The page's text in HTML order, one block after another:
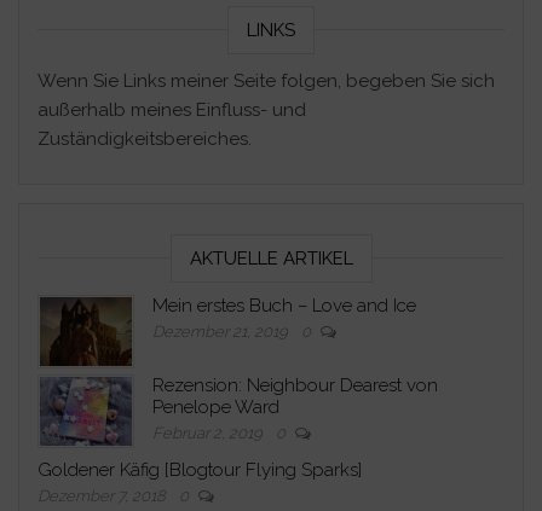
LINKS
Wenn Sie Links meiner Seite folgen, begeben Sie sich
außerhalb meines Einfluss- und
Zuständigkeitsbereiches.
AKTUELLE ARTIKEL
Mein erstes Buch – Love and Ice
Dezember 21, 2019 0
Rezension: Neighbour Dearest von
Penelope Ward
Februar 2, 2019 0
Goldener Käfig [Blogtour Flying Sparks]
Dezember 7, 2018 0